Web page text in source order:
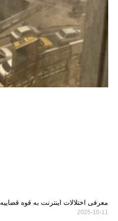
معرفی اختلالات اینترنت به قوه قضاییه
2025-10-11